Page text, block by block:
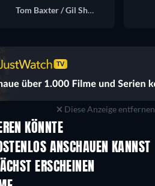
Tom Baxter / Gil Shepherd
Diese Anzeige entfernen
KÖNNTE
ANSCHAUEN KANNST
ERSCHEINEN